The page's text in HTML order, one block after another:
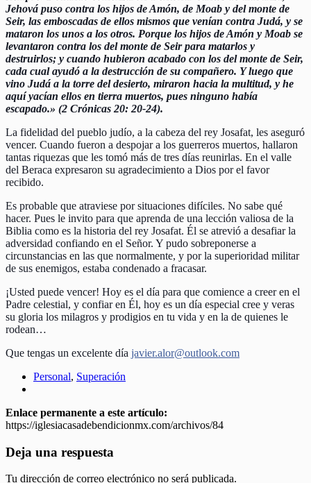
Jehová puso contra los hijos de Amón, de Moab y del monte de
Seir, las emboscadas de ellos mismos que venían contra Judá, y se
mataron los unos a los otros. Porque los hijos de Amón y Moab se
levantaron contra los del monte de Seir para matarlos y
destruirlos; y cuando hubieron acabado con los del monte de Seir,
cada cual ayudó a la destrucción de su compañero. Y luego que
vino Judá a la torre del desierto, miraron hacia la multitud, y he
aquí yacían ellos en tierra muertos, pues ninguno había
escapado.» (2 Crónicas 20: 20-24).
La fidelidad del pueblo judío, a la cabeza del rey Josafat, les aseguró
vencer. Cuando fueron a despojar a los guerreros muertos, hallaron
tantas riquezas que les tomó más de tres días reunirlas. En el valle
del Beraca expresaron su agradecimiento a Dios por el favor
recibido.
Es probable que atraviese por situaciones difíciles. No sabe qué
hacer. Pues le invito para que aprenda de una lección valiosa de la
Biblia como es la historia del rey Josafat. Él se atrevió a desafiar la
adversidad confiando en el Señor. Y pudo sobreponerse a
circunstancias en las que normalmente, y por la superioridad militar
de sus enemigos, estaba condenado a fracasar.
¡Usted puede vencer! Hoy es el día para que comience a creer en el
Padre celestial, y confiar en Él, hoy es un día especial cree y veras
su gloria los milagros y prodigios en tu vida y en la de quienes le
rodean…
Que tengas un excelente día javier.alor@outlook.com
Personal, Superación
Enlace permanente a este artículo:
https://iglesiacasadebendicionmx.com/archivos/84
Deja una respuesta
Tu dirección de correo electrónico no será publicada.